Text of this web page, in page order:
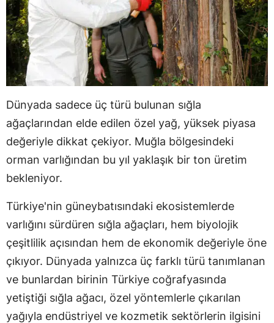
Dünyada sadece üç türü bulunan sığla
ağaçlarından elde edilen özel yağ, yüksek piyasa
değeriyle dikkat çekiyor. Muğla bölgesindeki
orman varlığından bu yıl yaklaşık bir ton üretim
bekleniyor.
Türkiye'nin güneybatısındaki ekosistemlerde
varlığını sürdüren sığla ağaçları, hem biyolojik
çeşitlilik açısından hem de ekonomik değeriyle öne
çıkıyor. Dünyada yalnızca üç farklı türü tanımlanan
ve bunlardan birinin Türkiye coğrafyasında
yetiştiği sığla ağacı, özel yöntemlerle çıkarılan
yağıyla endüstriyel ve kozmetik sektörlerin ilgisini